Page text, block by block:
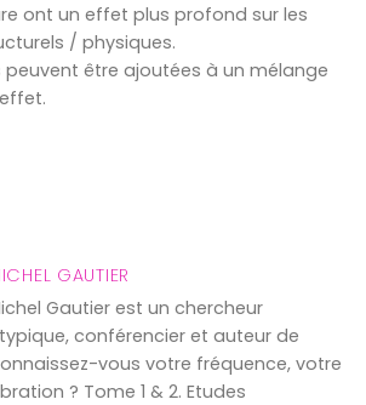
ont un effet plus profond sur les
/ physiques.
peuvent être ajoutées à un mélange
GAUTIER
Gautier est un chercheur
conférencier et auteur de
vous votre fréquence, votre
? Tome 1 & 2. Etudes